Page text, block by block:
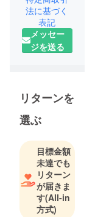
法に基づく
表記
メッセー
ジを送る
リターンを
選ぶ
目標金額
未達でも
リターン
が届きま
す(All-in
方式)